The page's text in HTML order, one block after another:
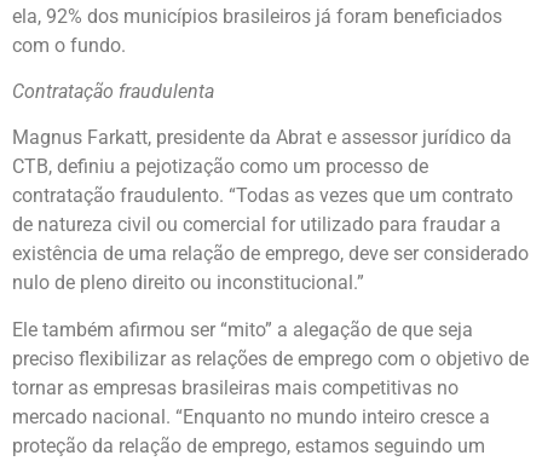
ela, 92% dos municípios brasileiros já foram beneficiados
com o fundo.
Contratação fraudulenta
Magnus Farkatt, presidente da Abrat e assessor jurídico da
CTB, definiu a pejotização como um processo de
contratação fraudulento. “Todas as vezes que um contrato
de natureza civil ou comercial for utilizado para fraudar a
existência de uma relação de emprego, deve ser considerado
nulo de pleno direito ou inconstitucional.”
Ele também afirmou ser “mito” a alegação de que seja
preciso flexibilizar as relações de emprego com o objetivo de
tornar as empresas brasileiras mais competitivas no
mercado nacional. “Enquanto no mundo inteiro cresce a
proteção da relação de emprego, estamos seguindo um